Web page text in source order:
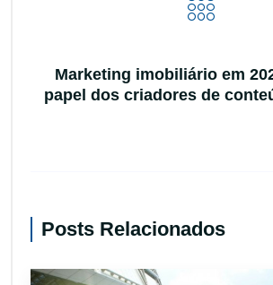
Marketing imobiliário em
papel dos criadores de
Posts Relacionados